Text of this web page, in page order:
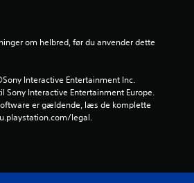
r
Interactive Entertainment Inc.
Sony Interactive Entertainment Europe.
er gældende, læs de komplette
legal.